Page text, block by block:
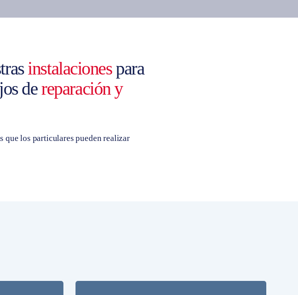
instalacionespara
dereparación y
que los particulares pueden realizar